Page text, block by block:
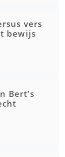
vers
bewijs
Bert’s